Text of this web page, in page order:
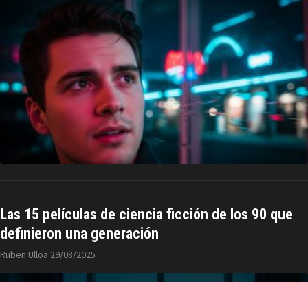
Las 15 películas de ciencia ficción de los 90 que
definieron una generación
Ruben Ulloa 29/08/2025